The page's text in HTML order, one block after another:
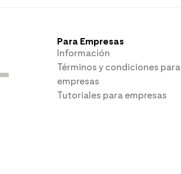
Para Empresas
Información
Términos y condiciones para
empresas
Tutoriales para empresas